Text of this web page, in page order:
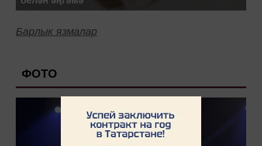
Барлык язмалар
ФОТО